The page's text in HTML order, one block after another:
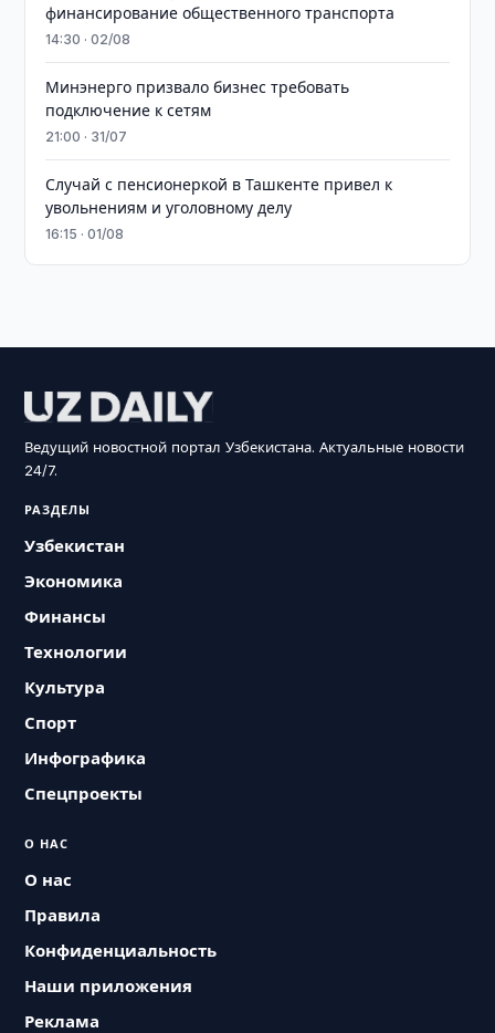
финансирование общественного транспорта
14:30 · 02/08
Минэнерго призвало бизнес требовать
подключение к сетям
21:00 · 31/07
Случай с пенсионеркой в Ташкенте привел к
увольнениям и уголовному делу
16:15 · 01/08
Ведущий новостной портал Узбекистана. Актуальные новости
24/7.
РАЗДЕЛЫ
Узбекистан
Экономика
Финансы
Технологии
Культура
Спорт
Инфографика
Спецпроекты
О НАС
О нас
Правила
Конфиденциальность
Наши приложения
Реклама